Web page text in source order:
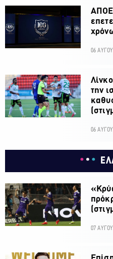
06
την
06
07